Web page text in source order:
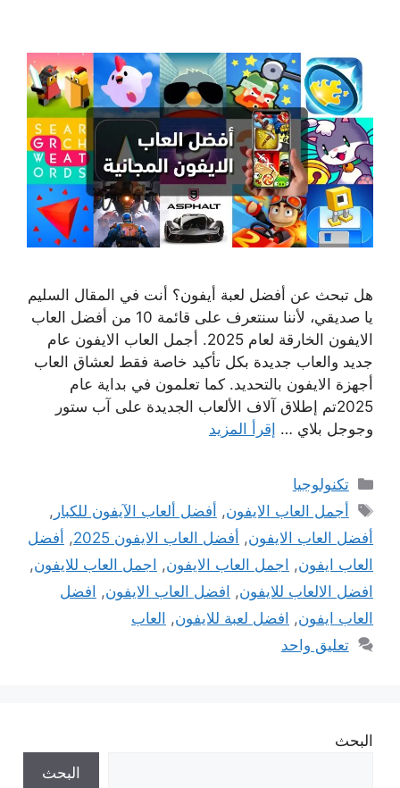
هل تبحث عن أفضل لعبة أيفون؟ أنت في المقال السليم
يا صديقي، لأننا سنتعرف على قائمة 10 من أفضل العاب
الايفون الخارقة لعام 2025. أجمل العاب الايفون عام
جديد والعاب جديدة بكل تأكيد خاصة فقط لعشاق العاب
أجهزة الايفون بالتحديد. كما تعلمون في بداية عام
2025تم إطلاق آلاف الألعاب الجديدة على آب ستور
وجوجل بلاي … إقرأ المزيد
التصنيفات
تكنولوجيا
الوسوم
أجمل العاب الايفون, أفضل ألعاب الآيفون للكبار ,
أفضل العاب الايفون, أفضل العاب الايفون 2025 , أفضل
العاب ايفون, اجمل العاب الايفون, اجمل العاب للايفون,
افضل الالعاب للايفون, افضل العاب الايفون, افضل
العاب ايفون, افضل لعبة للايفون, العاب
تعليق واحد
البحث
البحث